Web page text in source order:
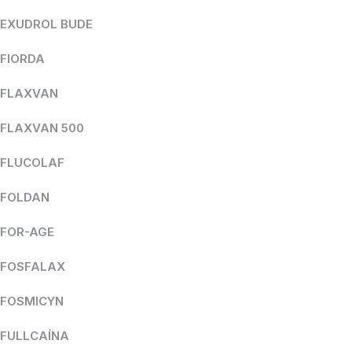
EXUDROL BUDE
FIORDA
FLAXVAN
FLAXVAN 500
FLUCOLAF
FOLDAN
FOR-AGE
FOSFALAX
FOSMICYN
FULLCAÍNA